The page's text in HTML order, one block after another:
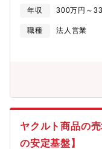
経理の「幅」と「深さ
業態・会計経験を積
われる“裁量の大きさ
高い経験が積めます
り、スキル・成果に応
成】経理代行部15名
導入後のアフターフ
エリア：広島市内（安
「ヤクルト」という全
康づくりに貢献できま
ら、提案力や営業スキ
報】直販営業部 市場
長は30代。営業会社特
ス研修なども積極的に
残業はほとんどありま
ト本社100％出資の販
ルト商品の宅配、店頭
年収 300万円～
職種
法人営業
ヤクルト商品の
の安定基盤】